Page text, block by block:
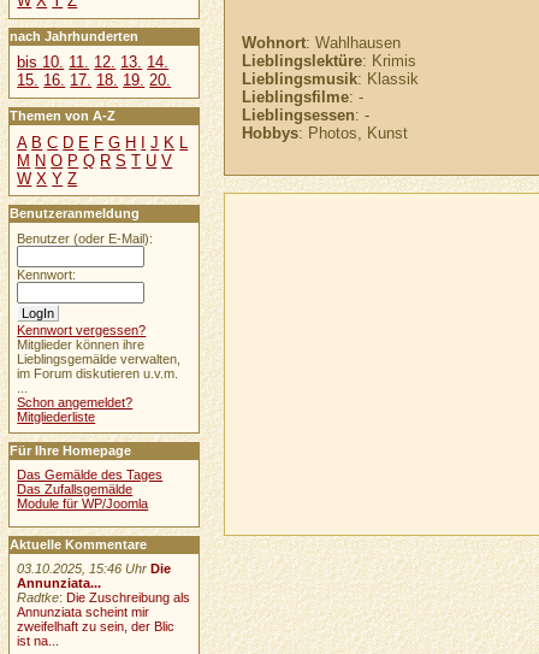
Wohnort: Wahlhausen
Lieblingslektüre: Krimis
Lieblingsmusik: Klassik
Lieblingsfilme: -
Lieblingsessen: -
Hobbys: Photos, Kunst
nach Jahrhunderten
bis 10. 11. 12. 13. 14.
15. 16. 17. 18. 19. 20.
Themen von A-Z
A B C D E F G H I J K L
M N O P Q R S T U V
W X Y Z
Benutzeranmeldung
Benutzer (oder E-Mail):
Kennwort:
Kennwort vergessen?
Mitglieder können ihre
Lieblingsgemälde verwalten,
im Forum diskutieren u.v.m.
Schon angemeldet?
Mitgliederliste
Für Ihre Homepage
Das Gemälde des Tages
Das Zufallsgemälde
Module für WP/Joomla
Aktuelle Kommentare
03.10.2025, 15:46 Uhr Die
Annunziata...
Radtke: Die Zuschreibung als
Annunziata scheint mir
zweifelhaft zu sein, der Blic
ist na...